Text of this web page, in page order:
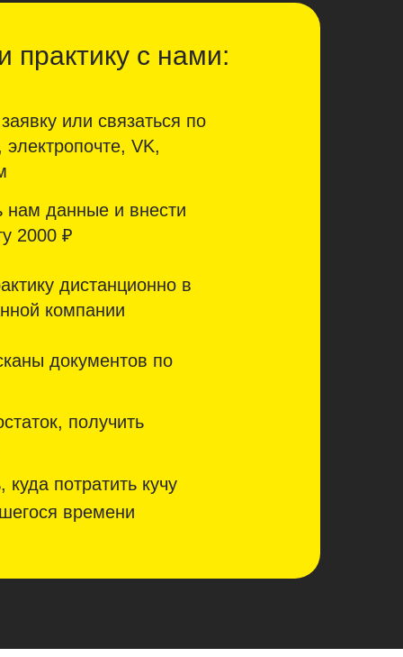
практику с нами:
или связаться по
VK,
нам данные и внести
2000 ₽
документов по
получить
куда потратить кучу
времени
дистанционно в
компании